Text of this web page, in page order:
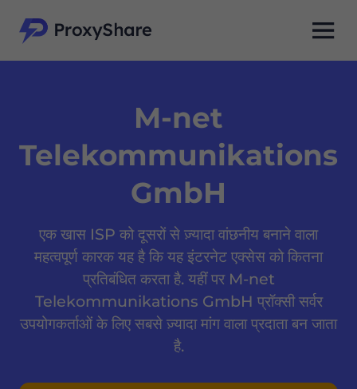
M-net
Telekommunikations
GmbH
एक खास ISP को दूसरों से ज़्यादा वांछनीय बनाने वाला
महत्वपूर्ण कारक यह है कि यह इंटरनेट एक्सेस को कितना
प्रतिबंधित करता है. यहीं पर M-net
Telekommunikations GmbH प्रॉक्सी सर्वर
उपयोगकर्ताओं के लिए सबसे ज़्यादा मांग वाला प्रदाता बन जाता
है.